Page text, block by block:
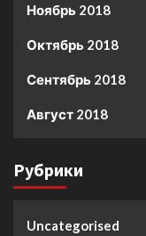
Ноябрь 2018
Октябрь 2018
Сентябрь 2018
Август 2018
Рубрики
Uncategorised